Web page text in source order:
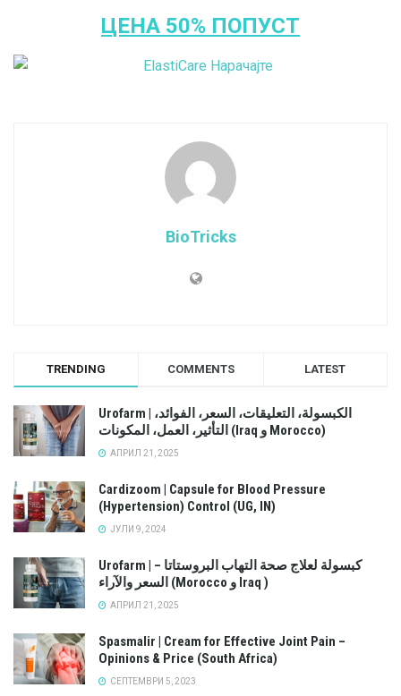
ЦЕНА 50% ПОПУСТ
BioTricks
TRENDING COMMENTS LATEST
Urofarm | الكبسولة، التعليقات، السعر، الفوائد،
التأثير، العمل، المكونات (Iraq و Morocco)
АПРИЛ 21, 2025
Cardizoom | Capsule for Blood Pressure
(Hypertension) Control (UG, IN)
ЈУЛИ 9, 2024
Urofarm | كبسولة لعلاج صحة التهاب البروستاتا –
السعر والآراء (Morocco و Iraq )
АПРИЛ 21, 2025
Spasmalir | Cream for Effective Joint Pain –
Opinions & Price (South Africa)
СЕПТЕМВРИ 5, 2023